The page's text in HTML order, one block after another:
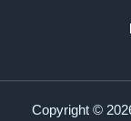
Copyright ©